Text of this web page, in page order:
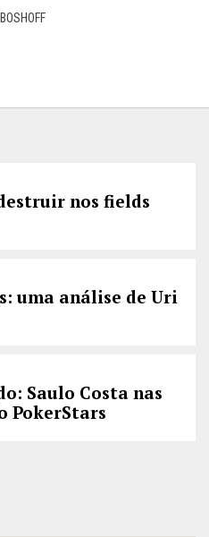
nos fields
uma análise de Uri
Saulo Costa nas
PokerStars